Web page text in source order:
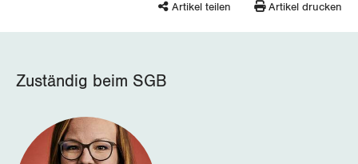
Artikel teilen Artikel drucken
Zuständig beim SGB